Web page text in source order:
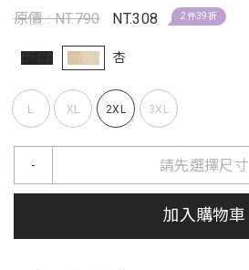
原價 : NT.790 NT.308 2件39折
杏
L XL 2XL 3XL
請先選擇尺寸
-
加入購物車